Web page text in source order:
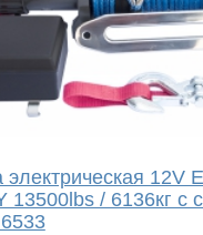
электрическая 12V
13500lbs / 6136кг с